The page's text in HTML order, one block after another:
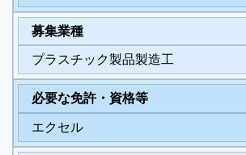
募集業種
プラスチック製品製造工
必要な免許・資格等
エクセル